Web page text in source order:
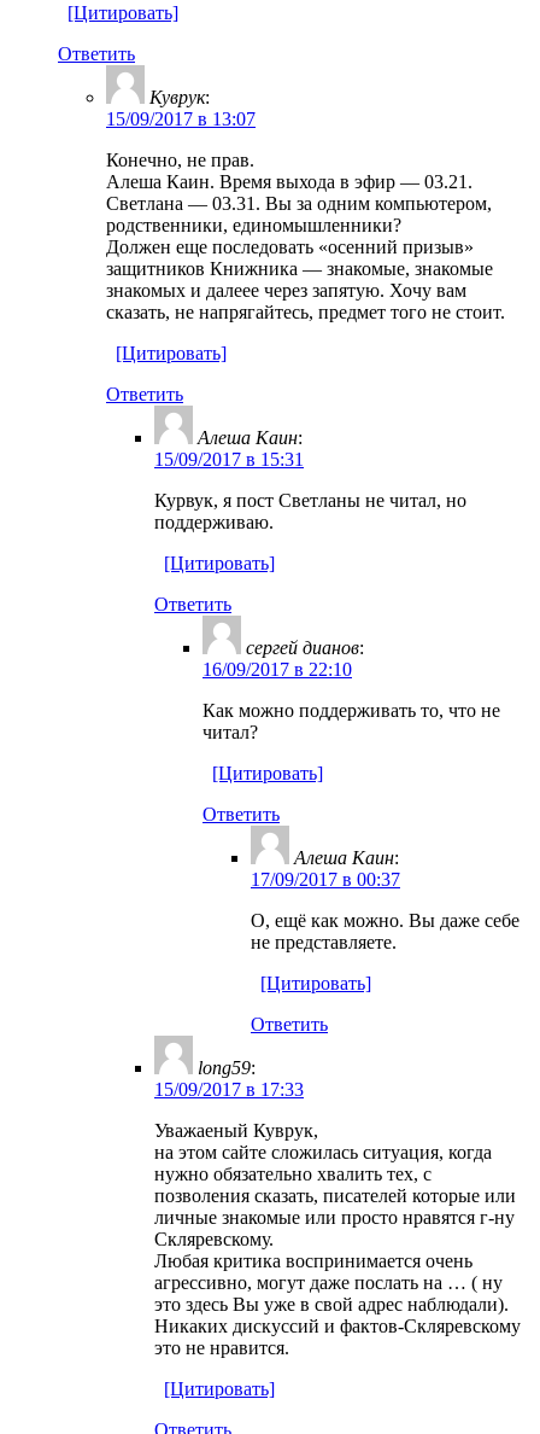
[Цитировать]
Ответить
Куврук:
15/09/2017 в 13:07
Конечно, не прав.
Алеша Каин. Время выхода в эфир — 03.21.
Светлана — 03.31. Вы за одним компьютером,
родственники, единомышленники?
Должен еще последовать «осенний призыв»
защитников Книжника — знакомые, знакомые
знакомых и далеее через запятую. Хочу вам
сказать, не напрягайтесь, предмет того не стоит.
[Цитировать]
Ответить
Алеша Каин:
15/09/2017 в 15:31
Курвук, я пост Светланы не читал, но
поддерживаю.
[Цитировать]
Ответить
ceргей дианов:
16/09/2017 в 22:10
Как можно поддерживать то, что не
читал?
[Цитировать]
Ответить
Алеша Каин:
17/09/2017 в 00:37
О, ещё как можно. Вы даже себе
не представляете.
[Цитировать]
Ответить
long59:
15/09/2017 в 17:33
Уважаеный Куврук,
на этом сайте сложилась ситуация, когда
нужно обязательно хвалить тех, с
позволения сказать, писателей которые или
личные знакомые или просто нравятся г-ну
Скляревскому.
Любая критика воспринимается очень
агрессивно, могут даже послать на … ( ну
это здесь Вы уже в свой адрес наблюдали).
Никаких дискуссий и фактов-Скляревскому
это не нравится.
[Цитировать]
Ответить